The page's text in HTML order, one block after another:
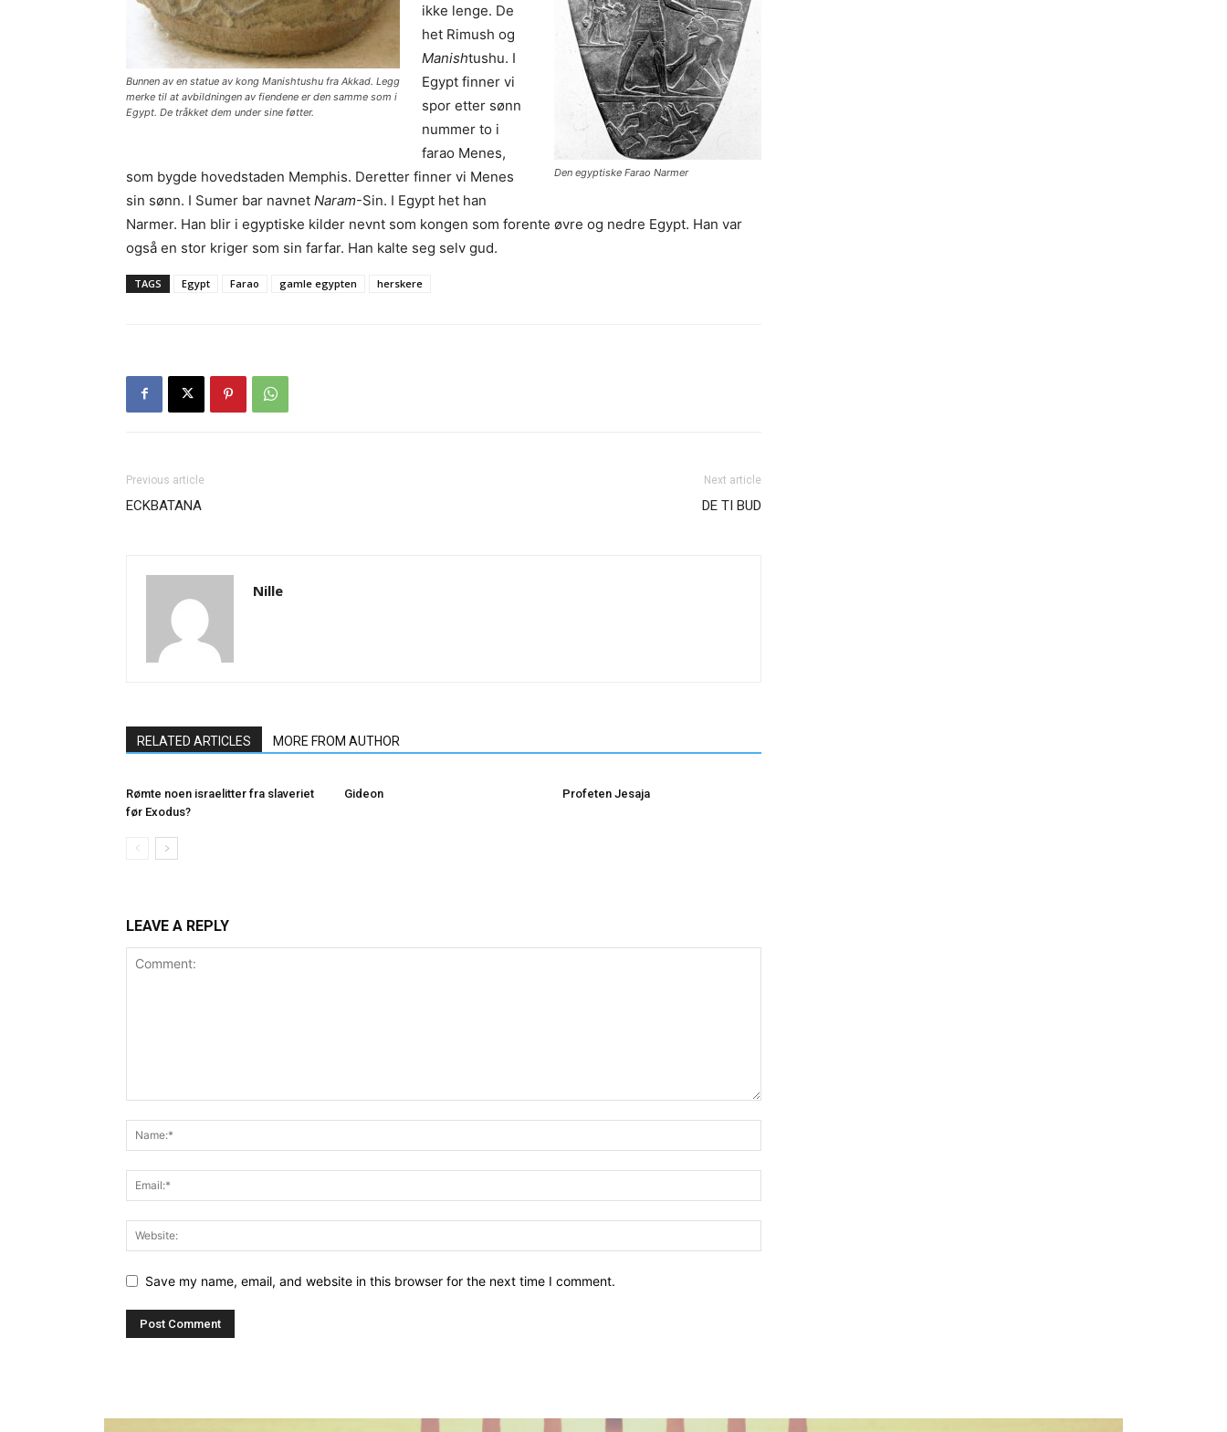
Den egyptiske Farao Narmer
Bunnen av en statue av kong Manishtushu fra Akkad. Legg
merke til at avbildningen av fiendene er den samme som i
Egypt. De tråkket dem under sine føtter.
ikke lenge. De
het Rimush og
Manishtushu. I
Egypt finner vi
spor etter sønn
nummer to i
farao Menes,
som bygde hovedstaden Memphis. Deretter finner vi Menes
sin sønn. I Sumer bar navnet Naram-Sin. I Egypt het han
Narmer. Han blir i egyptiske kilder nevnt som kongen som forente øvre og nedre Egypt. Han var
også en stor kriger som sin farfar. Han kalte seg selv gud.
TAGS Egypt Farao gamle egypten herskere
Previous article
ECKBATANA
Next article
DE TI BUD
Nille
RELATED ARTICLES MORE FROM AUTHOR
Rømte noen israelitter fra slaveriet
før Exodus?
Gideon Profeten Jesaja
LEAVE A REPLY
Save my name, email, and website in this browser for the next time I comment.